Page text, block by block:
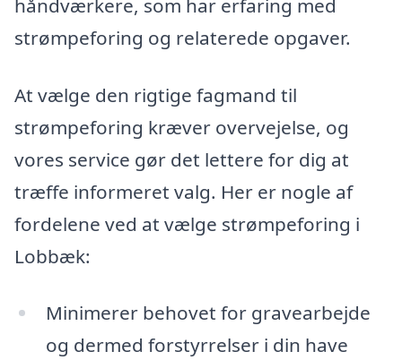
håndværkere, som har erfaring med
strømpeforing og relaterede opgaver.
At vælge den rigtige fagmand til
strømpeforing kræver overvejelse, og
vores service gør det lettere for dig at
træffe informeret valg. Her er nogle af
fordelene ved at vælge strømpeforing i
Lobbæk:
Minimerer behovet for gravearbejde
og dermed forstyrrelser i din have